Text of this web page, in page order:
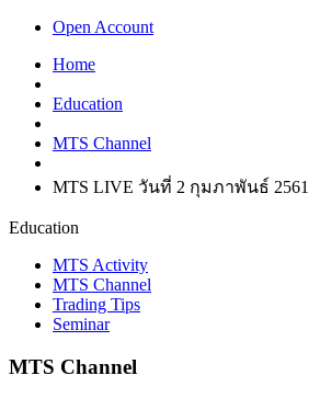
Open Account
Home
Education
MTS Channel
MTS LIVE วันที่ 2 กุมภาพันธ์ 2561
Education
MTS Activity
MTS Channel
Trading Tips
Seminar
MTS Channel